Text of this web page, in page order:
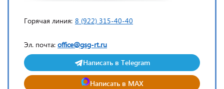
Горячая линия: 8 (922) 315-40-40
Эл. почта: office@gsg-rt.ru
Написать в Telegram
Написать в MAX